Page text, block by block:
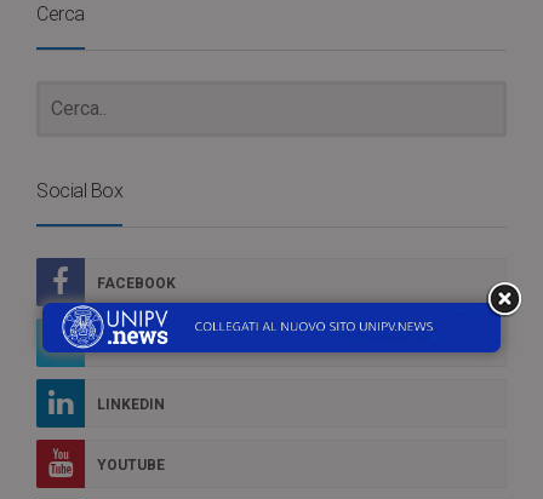
Cerca
Social Box
FACEBOOK
TWITTER
LINKEDIN
YOUTUBE